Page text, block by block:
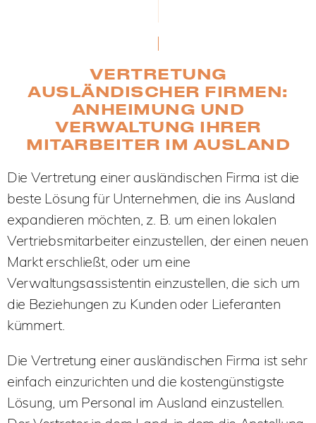
VERTRETUNG
AUSLÄNDISCHER FIRMEN:
ANHEIMUNG UND
VERWALTUNG IHRER
MITARBEITER IM AUSLAND
Die Vertretung einer ausländischen Firma ist die
beste Lösung für Unternehmen, die ins Ausland
expandieren möchten, z. B. um einen lokalen
Vertriebsmitarbeiter einzustellen, der einen neuen
Markt erschließt, oder um eine
Verwaltungsassistentin einzustellen, die sich um
die Beziehungen zu Kunden oder Lieferanten
kümmert.
Die Vertretung einer ausländischen Firma ist sehr
einfach einzurichten und die kostengünstigste
Lösung, um Personal im Ausland einzustellen.